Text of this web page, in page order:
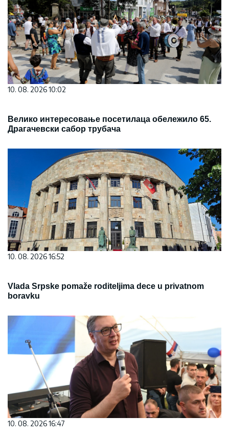
10. 08. 2026 10:02
Велико интересовање посетилаца обележило 65.
Драгачевски сабор трубача
10. 08. 2026 16:52
Vlada Srpske pomaže roditeljima dece u privatnom
boravku
10. 08. 2026 16:47